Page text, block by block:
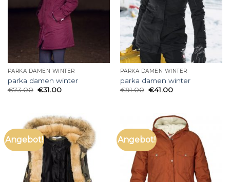
PARKA DAMEN WINTER
parka damen winter
€73.00 €31.00
PARKA DAMEN WINTER
parka damen winter
€91.00 €41.00
Angebot! Angebot!